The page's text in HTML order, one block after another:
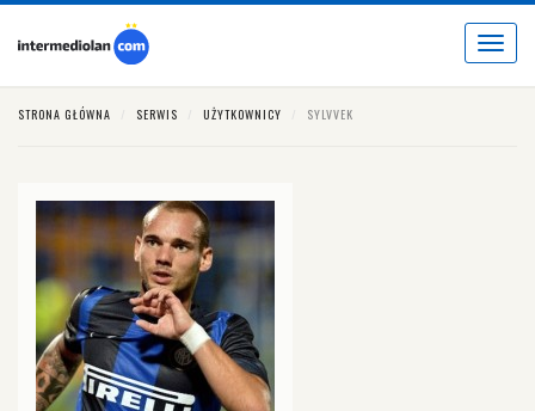
Toggle
STRONA GŁÓWNA SERWIS UŻYTKOWNICY SYLVVEK